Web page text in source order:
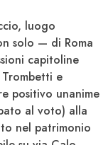
o, luogo
solo — di Roma
capitoline
e
positivo unanime
al voto) alla
nel patrimonio